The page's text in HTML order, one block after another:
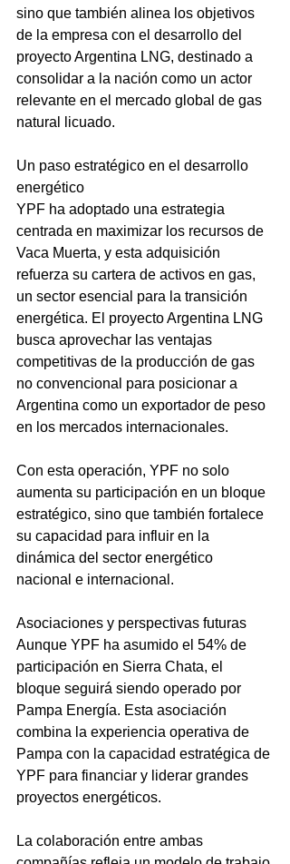
sino que también alinea los objetivos
de la empresa con el desarrollo del
proyecto Argentina LNG, destinado a
consolidar a la nación como un actor
relevante en el mercado global de gas
natural licuado.
Un paso estratégico en el desarrollo
energético
YPF ha adoptado una estrategia
centrada en maximizar los recursos de
Vaca Muerta, y esta adquisición
refuerza su cartera de activos en gas,
un sector esencial para la transición
energética. El proyecto Argentina LNG
busca aprovechar las ventajas
competitivas de la producción de gas
no convencional para posicionar a
Argentina como un exportador de peso
en los mercados internacionales.
Con esta operación, YPF no solo
aumenta su participación en un bloque
estratégico, sino que también fortalece
su capacidad para influir en la
dinámica del sector energético
nacional e internacional.
Asociaciones y perspectivas futuras
Aunque YPF ha asumido el 54% de
participación en Sierra Chata, el
bloque seguirá siendo operado por
Pampa Energía. Esta asociación
combina la experiencia operativa de
Pampa con la capacidad estratégica de
YPF para financiar y liderar grandes
proyectos energéticos.
La colaboración entre ambas